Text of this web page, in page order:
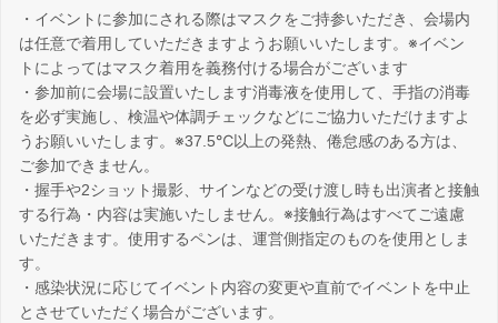
・イベントに参加にされる際はマスクをご持参いただき、会場内
は任意で着用していただきますようお願いいたします。※イベン
トによってはマスク着用を義務付ける場合がございます
・参加前に会場に設置いたします消毒液を使用して、手指の消毒
を必ず実施し、検温や体調チェックなどにご協力いただけますよ
うお願いいたします。※37.5℃以上の発熱、倦怠感のある方は、
ご参加できません。
・握手や2ショット撮影、サインなどの受け渡し時も出演者と接触
する行為・内容は実施いたしません。※接触行為はすべてご遠慮
いただきます。使用するペンは、運営側指定のものを使用としま
す。
・感染状況に応じてイベント内容の変更や直前でイベントを中止
とさせていただく場合がございます。